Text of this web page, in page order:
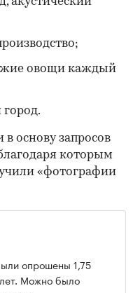
овощи каждый
основу запросов
которым
«фотографии
опрошены 1,75
Можно было